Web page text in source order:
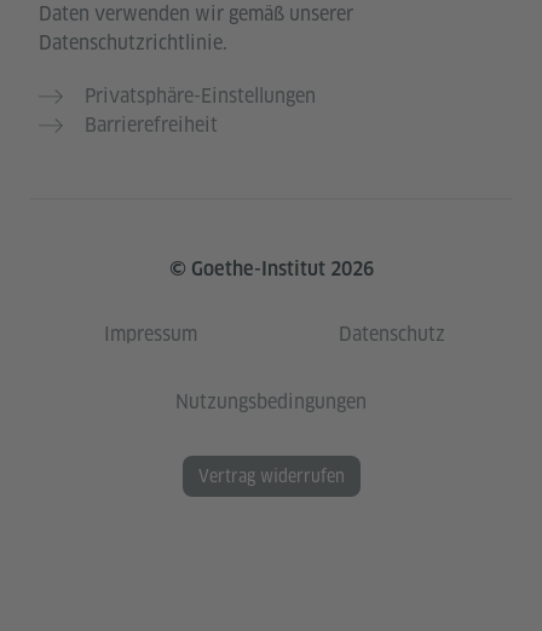
Daten verwenden wir gemäß unserer
Datenschutzrichtlinie.
Privatsphäre-Einstellungen
Barrierefreiheit
© Goethe-Institut 2026
Impressum Datenschutz
Nutzungsbedingungen
Vertrag widerrufen